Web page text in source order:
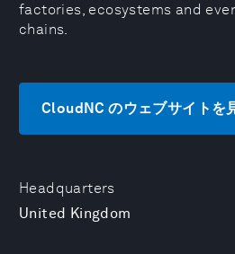
Headquarters
United Kingdom
factories, ecosystems and
chains.
CloudNC のウェブサイトを